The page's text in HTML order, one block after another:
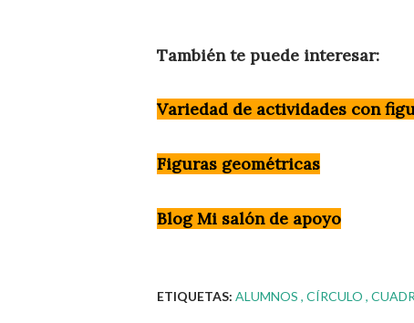
También te puede interesar:
Variedad de actividades con
Figuras geométricas
Blog Mi salón de apoyo
ETIQUETAS: ALUMNOS CÍRCULO